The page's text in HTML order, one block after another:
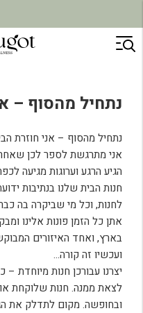
דילוג
לתוכן
נתחיל מהסוף –
נתחיל מהסוף – אני חוזרת
אני מתרגשת לספר לכן
הגיע הרגע וערוגות מגיעה
חנות הבית שלנו בנתיבות
לחנות, וכל מי שביקרה בה
אתן כל הזמן פונות אלינו
בארץ, ואחד האיזורים
ועכשיו זה קורה…
יצרנו עבורכן חנות מיוחדת
לצאת ממנה. חנות שלוקחת
ובחופשה. מקום לתדלק את